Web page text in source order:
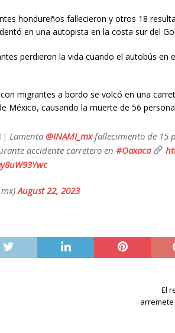
hondureños fallecieron y otros 18
en una autopista en la costa sur del
perdieron la vida cuando el autobús en
migrantes a bordo se volcó en una
México, causando la muerte de 56
| Lamenta@INAMI_mxfallecimiento de 15
accidente carretero en#Oaxaca
August 22, 2023
El
arremete